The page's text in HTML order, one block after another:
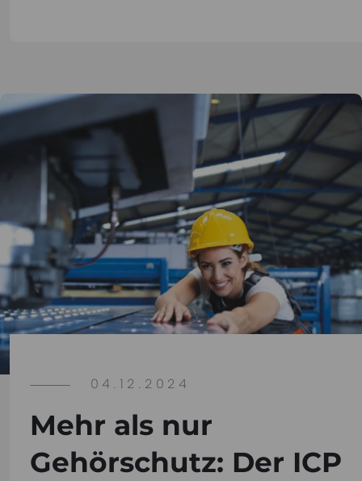
04.12.2024
Mehr als nur
Gehörschutz: Der ICP